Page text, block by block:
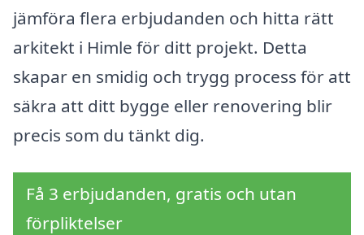
jämföra flera erbjudanden och hitta rätt
arkitekt i Himle för ditt projekt. Detta
skapar en smidig och trygg process för att
säkra att ditt bygge eller renovering blir
precis som du tänkt dig.
Få 3 erbjudanden, gratis och utan
förpliktelser